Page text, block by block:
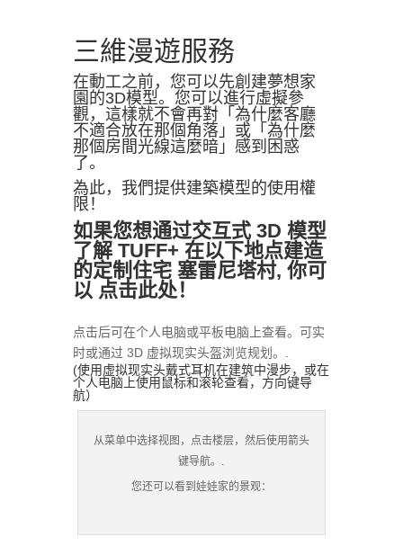
三維漫遊服務
在動工之前，您可以先創建夢想家
園的3D模型。您可以進行虛擬參
觀，這樣就不會再對「為什麼客廳
不適合放在那個角落」或「為什麼
那個房間光線這麼暗」感到困惑
了。
為此，我們提供建築模型的使用權
限！
如果您想通过交互式 3D 模型
了解 TUFF+ 在以下地点建造
的定制住宅 塞雷尼塔村, 你可
以 点击此处！
点击后可在个人电脑或平板电脑上查看。可实
时或通过 3D 虚拟现实头盔浏览规划。.
(使用虚拟现实头戴式耳机在建筑中漫步，或在
个人电脑上使用鼠标和滚轮查看，方向键导
航）
从菜单中选择视图，点击楼层，然后使用箭头
键导航。.
您还可以看到娃娃家的景观：